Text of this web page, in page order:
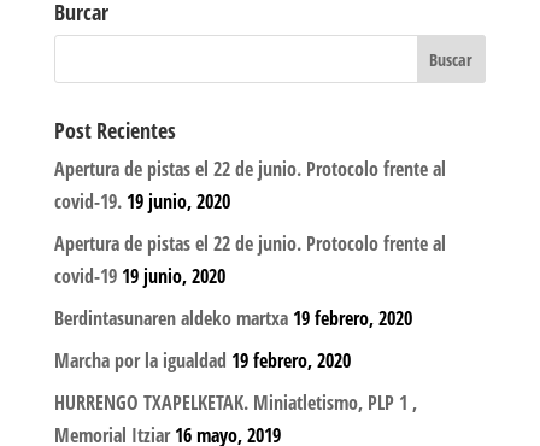
Burcar
Post Recientes
Apertura de pistas el 22 de junio. Protocolo frente al
covid-19. 19 junio, 2020
Apertura de pistas el 22 de junio. Protocolo frente al
covid-19 19 junio, 2020
Berdintasunaren aldeko martxa 19 febrero, 2020
Marcha por la igualdad 19 febrero, 2020
HURRENGO TXAPELKETAK. Miniatletismo, PLP 1 ,
Memorial Itziar 16 mayo, 2019